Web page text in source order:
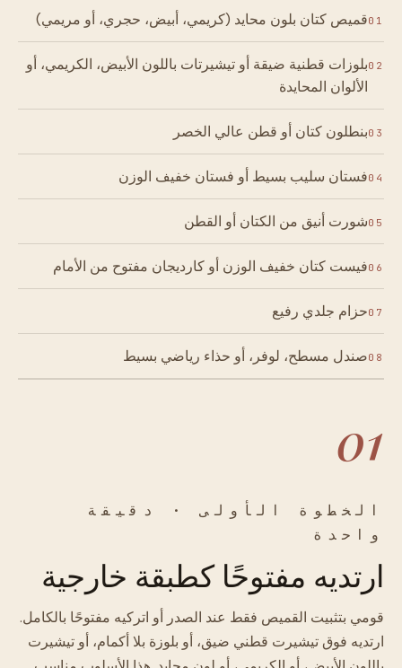
01قميص كتان بلون محايد (كريمي، أبيض، حجري، أو مريمي)
02بلوزات قطنية ضيقة أو تيشيرتات باللون الأبيض، الكريمي، أو
الألوان المحايدة
03بنطلون كتان أو قطن عالي الخصر
04فستان سليب بسيط أو فستان خفيف الوزن
05شورت أنيق من الكتان أو القطن
06فيست كتان خفيف الوزن أو كارديجان مفتوح من الأمام
07حزام جلدي رفيع
08صندل مسطح، لوفر، أو حذاء رياضي بسيط
01
الخطوة الأولى · دقيقة
واحدة
ارتديه مفتوحًا كطبقة خارجية
قومي بتثبيت القميص فقط عند الصدر أو اتركيه مفتوحًا بالكامل.
ارتديه فوق تيشيرت قطني ضيق، أو بلوزة بلا أكمام، أو تيشيرت